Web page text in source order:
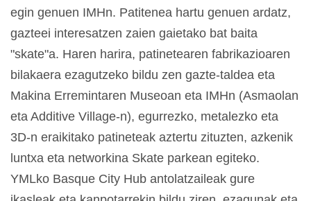
egin genuen IMHn. Patitenea hartu genuen ardatz,
gazteei interesatzen zaien gaietako bat baita
"skate"a. Haren harira, patinetearen fabrikazioaren
bilakaera ezagutzeko bildu zen gazte-taldea eta
Makina Erremintaren Museoan eta IMHn (Asmaolan
eta Additive Village-n), egurrezko, metalezko eta
3D-n eraikitako patineteak aztertu zituzten, azkenik
luntxa eta networkina Skate parkean egiteko.
YMLko Basque City Hub antolatzaileak gure